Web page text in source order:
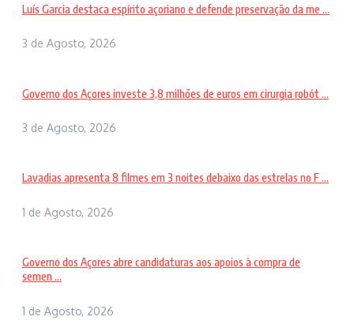
Luís Garcia destaca espírito açoriano e defende preservação da me ...
3 de Agosto, 2026
Governo dos Açores investe 3,8 milhões de euros em cirurgia robót ...
3 de Agosto, 2026
Lavadias apresenta 8 filmes em 3 noites debaixo das estrelas no F ...
1 de Agosto, 2026
Governo dos Açores abre candidaturas aos apoios à compra de
semen ...
1 de Agosto, 2026